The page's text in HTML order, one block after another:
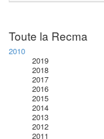
Toute la Recma
2010
2019
2018
2017
2016
2015
2014
2013
2012
2011